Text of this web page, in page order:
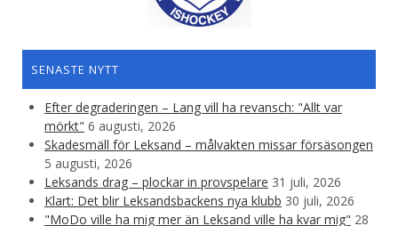
SENASTE NYTT
Efter degraderingen – Lang vill ha revansch: "Allt var
mörkt" 6 augusti, 2026
Skadesmäll för Leksand – målvakten missar försäsongen
5 augusti, 2026
Leksands drag – plockar in provspelare 31 juli, 2026
Klart: Det blir Leksandsbackens nya klubb 30 juli, 2026
"MoDo ville ha mig mer än Leksand ville ha kvar mig" 28